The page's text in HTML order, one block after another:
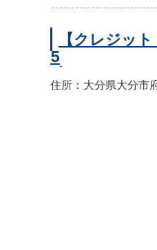
【クレジッ
5
住所：大分県大分市